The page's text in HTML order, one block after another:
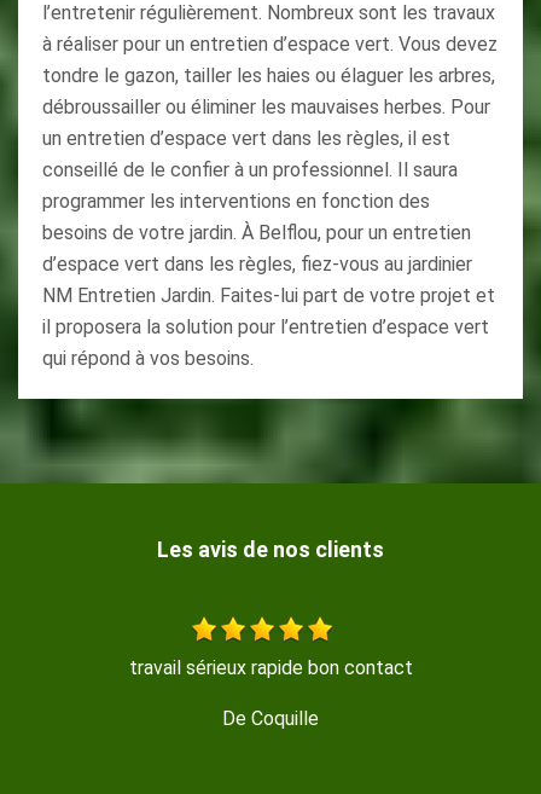
l’entretenir régulièrement. Nombreux sont les travaux
à réaliser pour un entretien d’espace vert. Vous devez
tondre le gazon, tailler les haies ou élaguer les arbres,
débroussailler ou éliminer les mauvaises herbes. Pour
un entretien d’espace vert dans les règles, il est
conseillé de le confier à un professionnel. Il saura
programmer les interventions en fonction des
besoins de votre jardin. À Belflou, pour un entretien
d’espace vert dans les règles, fiez-vous au jardinier
NM Entretien Jardin. Faites-lui part de votre projet et
il proposera la solution pour l’entretien d’espace vert
qui répond à vos besoins.
Les avis de nos clients
Entreprise sérieuse et réactive, je recommande !!
De Marine